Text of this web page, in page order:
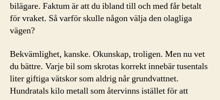
bilägare. Faktum är att du ibland till och med får betalt
för vraket. Så varför skulle någon välja den olagliga
vägen?
Bekvämlighet, kanske. Okunskap, troligen. Men nu vet
du bättre. Varje bil som skrotas korrekt innebär tusentals
liter giftiga vätskor som aldrig når grundvattnet.
Hundratals kilo metall som återvinns istället för att